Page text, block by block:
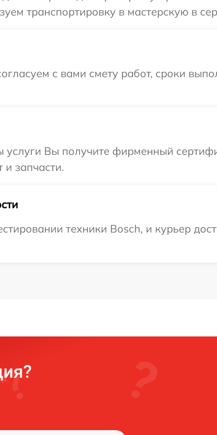
транспортировку в мастерскую в
с вами смету работ, сроки
Вы получите фирменный
запчасти.
техники Bosch, и курьер